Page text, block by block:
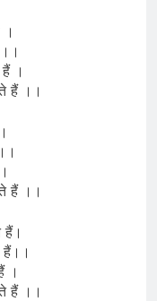
।
।
हैं ।।
हैं ।।
हैं।
हैं।।
।
हैं ।।